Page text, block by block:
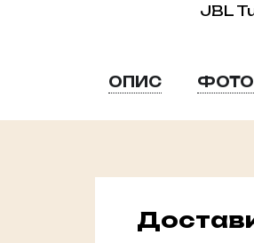
JBL
ОПИС ФОТО